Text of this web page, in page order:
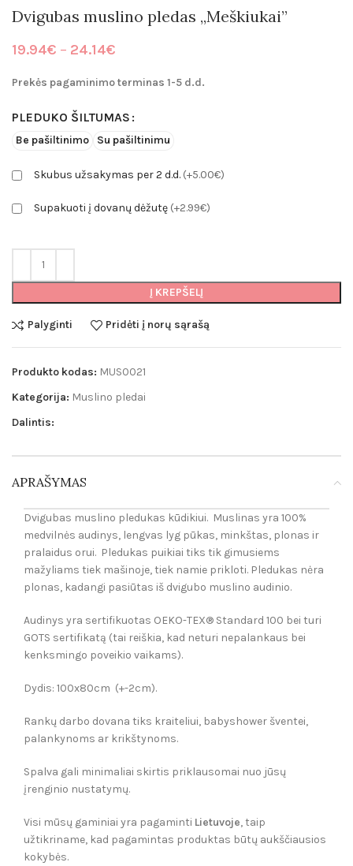
Dvigubas muslino pledas „Meškiukai”
19.94€ – 24.14€
19.94€
24.14€
Prekės pagaminimo terminas 1-5 d.d.
PLEDUKO ŠILTUMAS
Be pašiltinimo Su pašiltinimu
Skubus užsakymas per 2 d.d. (+5.00€)
Supakuoti į dovanų dėžutę (+2.99€)
Į KREPŠELĮ
Palyginti Pridėti į norų sąrašą
Produkto kodas: MUS0021
Kategorija: Muslino pledai
Dalintis:
APRAŠYMAS
Dvigubas muslino pledukas kūdikiui. Muslinas yra 100%
medvilnės audinys, lengvas lyg pūkas, minkštas, plonas ir
pralaidus orui. Pledukas puikiai tiks tik gimusiems
mažyliams tiek mašinoje, tiek namie prikloti. Pledukas nėra
plonas, kadangi pasiūtas iš dvigubo muslino audinio.
Audinys yra sertifikuotas OEKO-TEX® Standard 100 bei turi
GOTS sertifikatą (tai reiškia, kad neturi nepalankaus bei
kenksmingo poveikio vaikams).
Dydis: 100x80cm (+-2cm).
Rankų darbo dovana tiks kraiteliui, babyshower šventei,
palankynoms ar krikštynoms.
Spalva gali minimaliai skirtis priklausomai nuo jūsų
įrenginio nustatymų.
Visi mūsų gaminiai yra pagaminti Lietuvoje, taip
užtikriname, kad pagamintas produktas būtų aukščiausios
kokybės.